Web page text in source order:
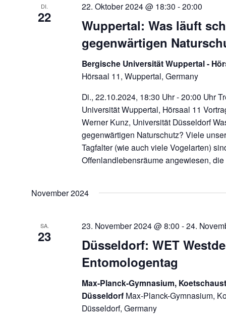
DI.
22
Wuppertal: Was läuft
gegenwärtigen
22. Oktober 2024 @ 18:30 -20:00
Bergische Universität Wuppertal -
Hörsaal 11, Wuppertal, Germany
Di., 22.10.2024, 18:30 Uhr - 20:00 Uhr
Universität Wuppertal, Hörsaal 11
Werner Kunz, Universität Düsseldorf
gegenwärtigen Naturschutz? Viele
Tagfalter (wie auch viele Vogelarten)
Offenlandlebensräume angewiesen,
November 2024
SA.
23
Düsseldorf: WET
Entomologentag
23. November 2024 @ 8:00 -24.
Max-Planck-Gymnasium,
Düsseldorf Max-Planck-Gymnasium,
Düsseldorf, Germany